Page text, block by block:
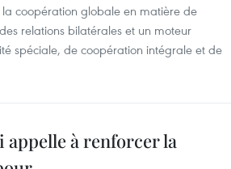
coopération globale en matière de
relations bilatérales et un moteur
spéciale, de coopération intégrale et de
appelle à renforcer la